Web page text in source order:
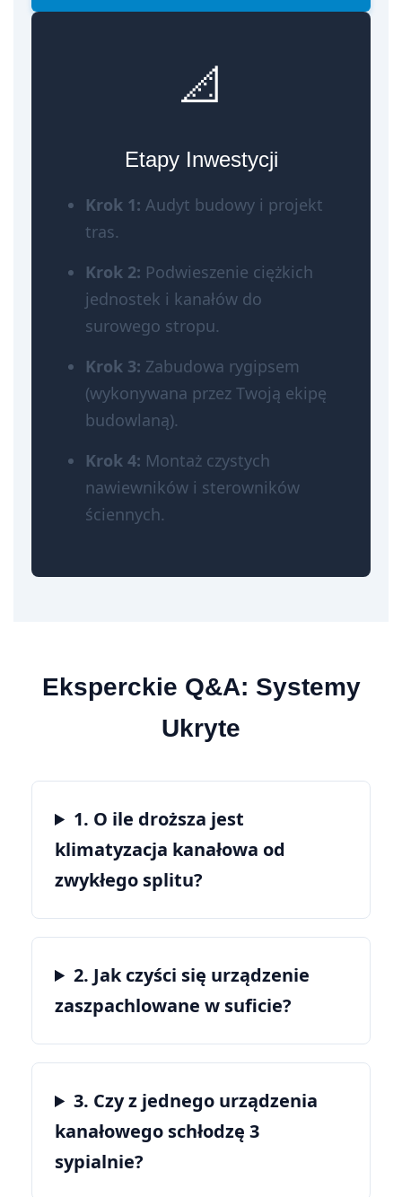
📐
Etapy Inwestycji
Krok 1: Audyt budowy i projekt
tras.
Krok 2: Podwieszenie ciężkich
jednostek i kanałów do
surowego stropu.
Krok 3: Zabudowa rygipsem
(wykonywana przez Twoją ekipę
budowlaną).
Krok 4: Montaż czystych
nawiewników i sterowników
ściennych.
Eksperckie Q&A: Systemy
Ukryte
1. O ile droższa jest
klimatyzacja kanałowa od
zwykłego splitu?
2. Jak czyści się urządzenie
zaszpachlowane w suficie?
3. Czy z jednego urządzenia
kanałowego schłodzę 3
sypialnie?